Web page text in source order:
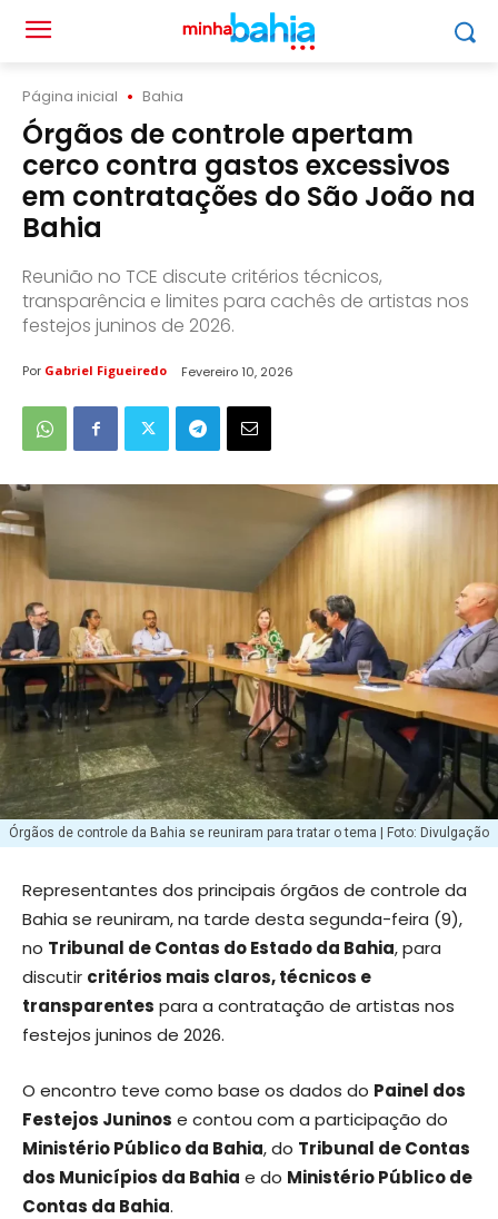
Página inicial Bahia
Órgãos de controle apertam
cerco contra gastos excessivos
em contratações do São João na
Bahia
Reunião no TCE discute critérios técnicos,
transparência e limites para cachês de artistas nos
festejos juninos de 2026.
Por Gabriel Figueiredo Fevereiro 10, 2026
Órgãos de controle da Bahia se reuniram para tratar o tema | Foto: Divulgação
Representantes dos principais órgãos de controle da
Bahia se reuniram, na tarde desta segunda-feira (9),
no Tribunal de Contas do Estado da Bahia, para
discutir critérios mais claros, técnicos e
transparentes para a contratação de artistas nos
festejos juninos de 2026.
O encontro teve como base os dados do Painel dos
Festejos Juninos e contou com a participação do
Ministério Público da Bahia, do Tribunal de Contas
dos Municípios da Bahia e do Ministério Público de
Contas da Bahia.